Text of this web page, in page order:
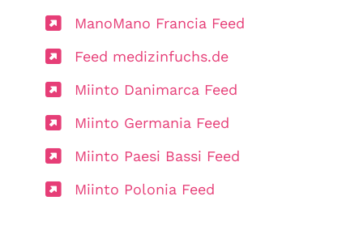
ManoMano Francia Feed
Feed medizinfuchs.de
Miinto Danimarca Feed
Miinto Germania Feed
Miinto Paesi Bassi Feed
Miinto Polonia Feed